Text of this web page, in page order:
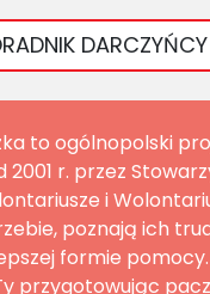
DARCZYŃCY
to ogólnopolski
r. przez
i
poznają ich
formie
przygotowując